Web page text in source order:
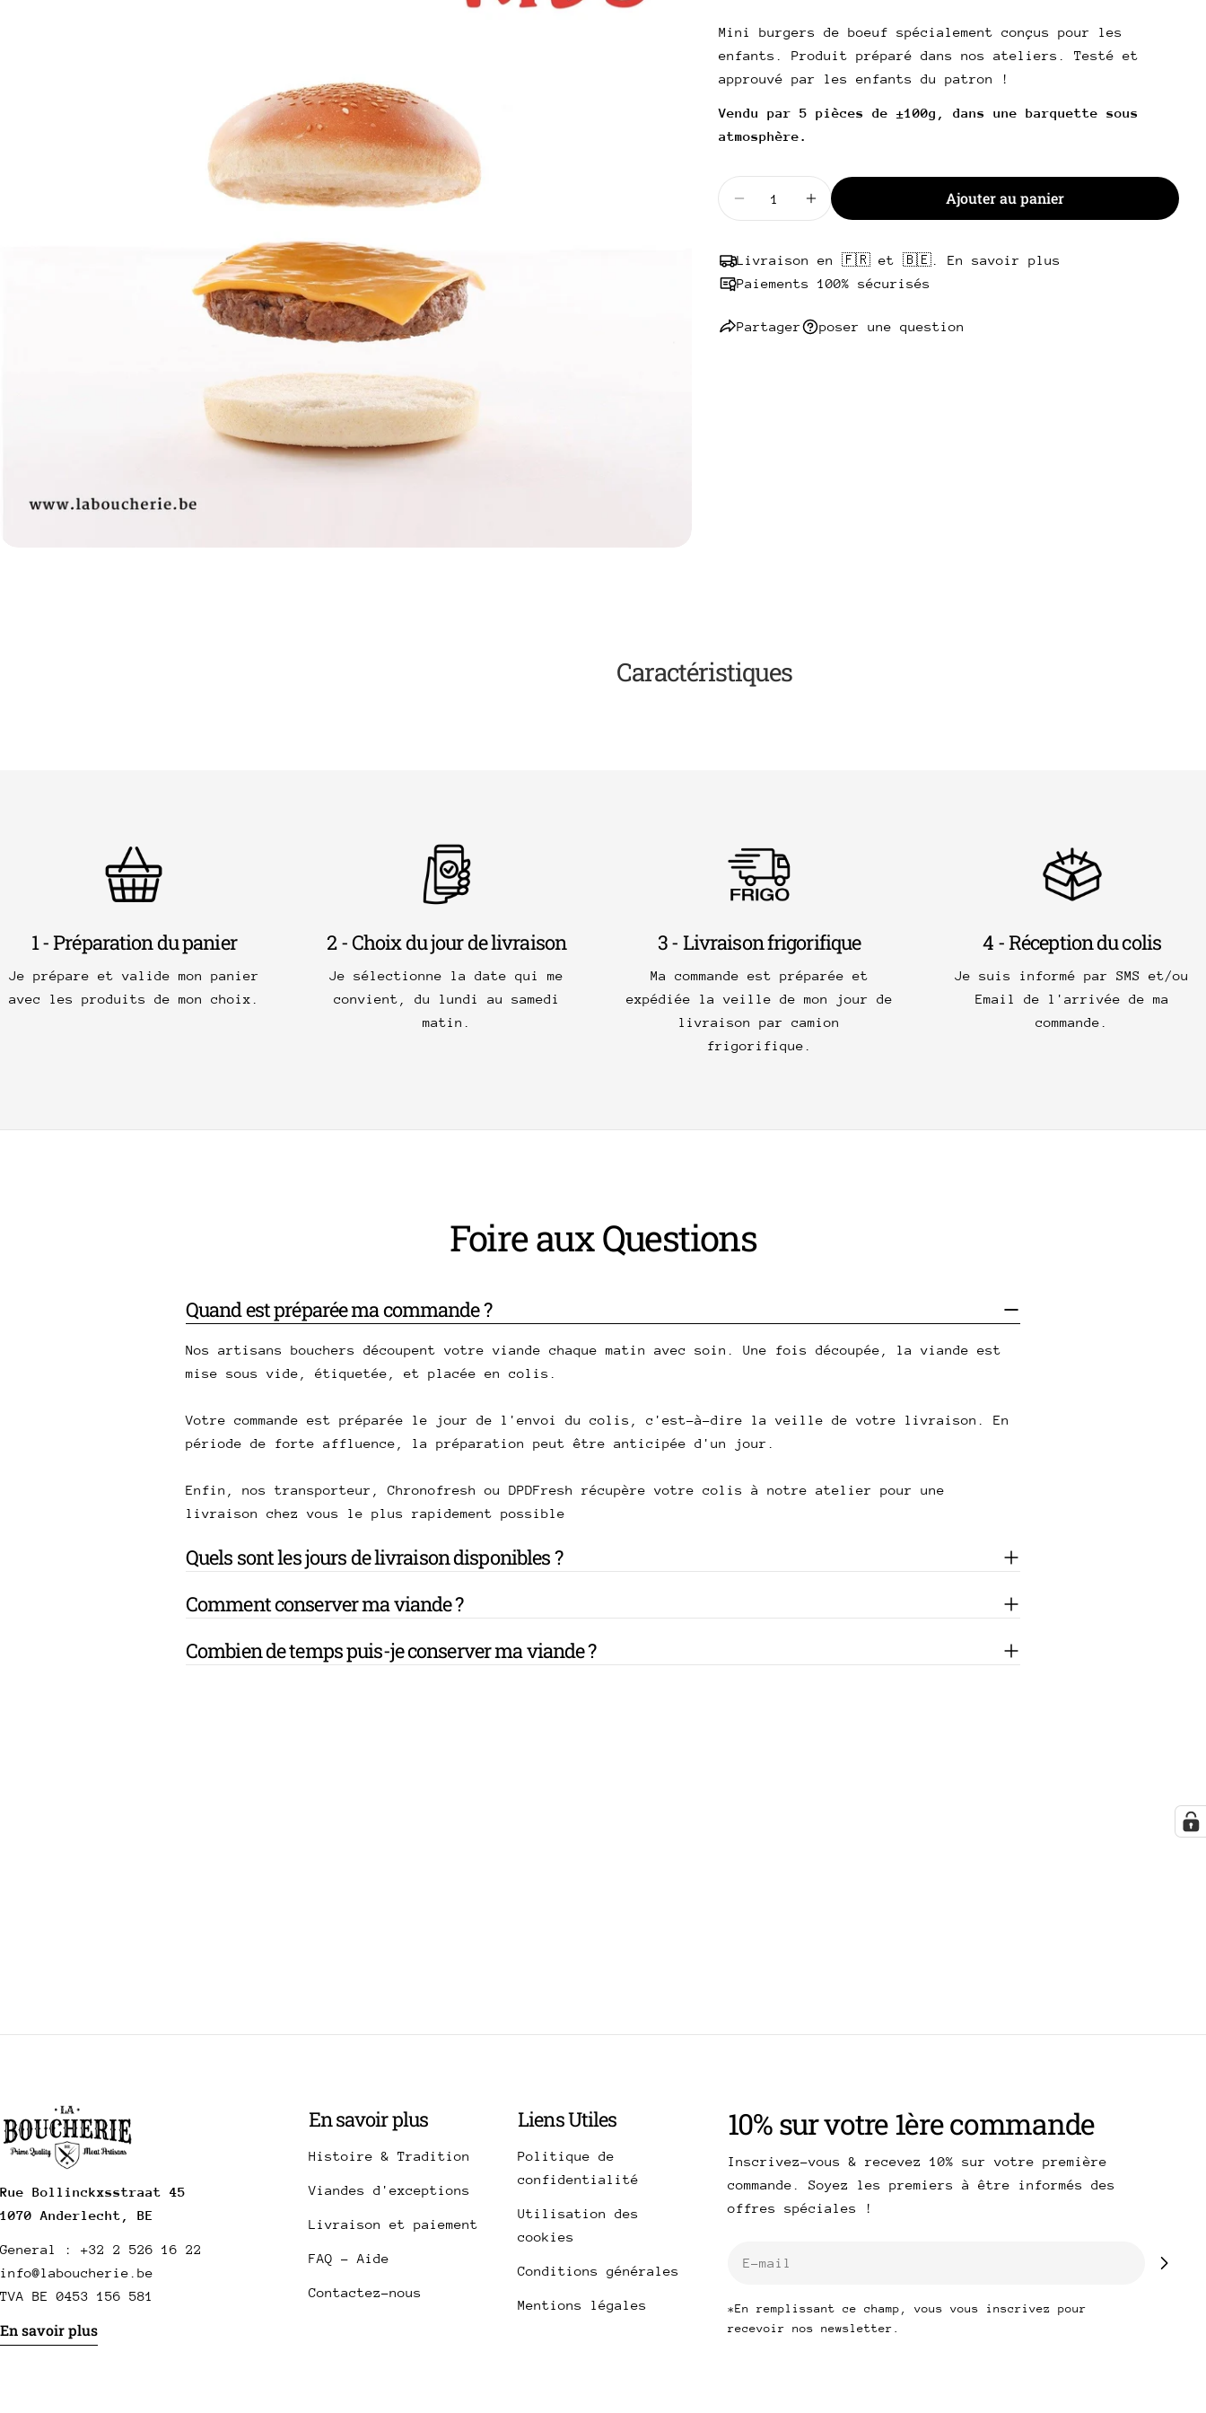
habituel
Mini burgers de boeuf spécialement conçus pour les
enfants. Produit préparé dans nos ateliers. Testé et
approuvé par les enfants du patron !
Vendu par 5 pièces de ±100g, dans une barquette sous
atmosphère.
Diminuer la quantité pour Mini burger boeuf
Augmenter la quantité pour Mini burger boeuf
Ajouter au panier
Livraison en 🇫🇷 et 🇧🇪. En savoir plus
Paiements 100% sécurisés
Partager
Partager
Copie
sur
Facebook
sur
sur
Pinterest
poser une question
poser une question
Votre
Votre
téléphone
Caractéristiques
1 - Préparation du panier
Je prépare et valide mon panier
avec les produits de mon choix.
2 - Choix du jour de livraison
Je sélectionne la date qui me
convient, du lundi au samedi
matin.
3 - Livraison frigorifique
Ma commande est préparée et
expédiée la veille de mon jour de
livraison par camion
frigorifique.
4 - Réception du colis
Je suis informé par SMS et/ou
Email de l'arrivée de ma
commande.
Foire aux Questions
Quand est préparée ma commande ?
Nos artisans bouchers découpent votre viande chaque matin avec soin. Une fois découpée, la viande est
mise sous vide, étiquetée, et placée en colis.
Votre commande est préparée le jour de l'envoi du colis, c'est-à-dire la veille de votre livraison. En
période de forte affluence, la préparation peut être anticipée d'un jour.
Enfin, nos transporteur, Chronofresh ou DPDFresh récupère votre colis à notre atelier pour une
livraison chez vous le plus rapidement possible
Quels sont les jours de livraison disponibles ?
Comment conserver ma viande ?
Combien de temps puis-je conserver ma viande ?
Rue Bollinckxsstraat 45
1070 Anderlecht, BE
General : +32 2 526 16 22
info@laboucherie.be
TVA BE 0453 156 581
En savoir plus
En savoir plus
Histoire & Tradition
Viandes d'exceptions
Livraison et paiement
FAQ - Aide
Contactez-nous
Liens Utiles
Politique de
confidentialité
Utilisation des
cookies
Conditions générales
Mentions légales
10% sur votre 1ère commande
Inscrivez-vous & recevez 10% sur votre première
commande. Soyez les premiers à être informés des
offres spéciales !
*En remplissant ce champ, vous vous inscrivez pour
recevoir nos newsletter.